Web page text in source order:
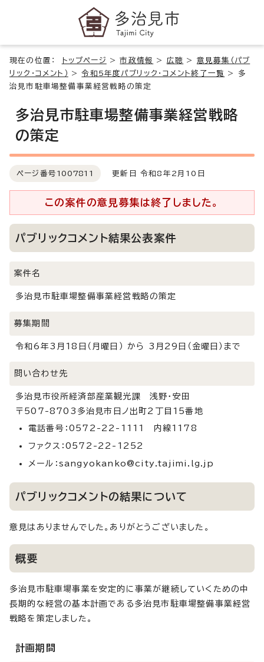
現在の位置： トップページ >市政情報 > 広聴 > 意見募集（パブ
リック・コメント）
>令和5年度パブリック・コメント終了一覧 > 多
治見市駐車場整備事業経営戦略の策定
多治見市駐車場整備事業経営戦略
の策定
ページ番号 1007811 更新日 令和8年2月10日
この案件の意見募集は終了しました。
パブリックコメント結果公表案件
案件名
多治見市駐車場整備事業経営戦略の策定
募集期間
令和6年3月18日（月曜日） から 3月29日（金曜日）まで
問い合わせ先
多治見市役所経済部産業観光課 浅野・安田
〒507-8703多治見市日ノ出町2丁目15番地
電話番号：0572-22-1111 内線1178
ファクス：0572-22-1252
メール：sangyokanko@city.tajimi.lg.jp
パブリックコメントの結果について
意見はありませんでした。ありがとうございました。
概要
多治見市駐車場事業を安定的に事業が継続していくための中
長期的な経営の基本計画である多治見市駐車場整備事業経営
戦略を策定しました。
計画期間